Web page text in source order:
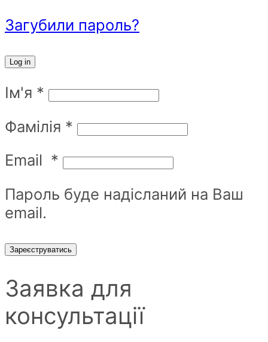
Загубили пароль?
Log in
Ім'я *
Фамілія *
Email *
Пароль буде надісланий на Ваш
email.
Зареєструватись
Заявка для
консультації